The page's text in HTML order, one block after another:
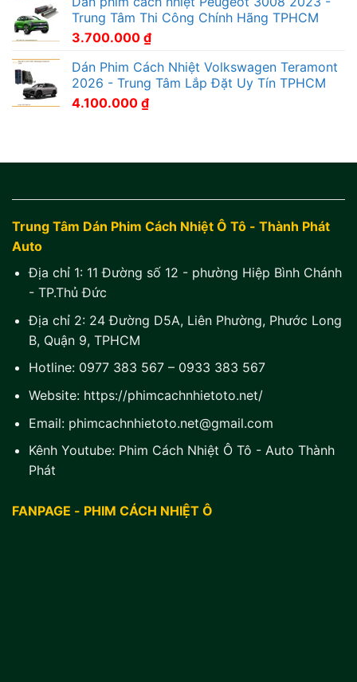
Trung Tâm Thi Công Chính Hãng TPHCM
3.700.000 ₫
Dán Phim Cách Nhiệt Volkswagen Teramont
2026 - Trung Tâm Lắp Đặt Uy Tín TPHCM
4.100.000 ₫
Trung Tâm Dán Phim Cách Nhiệt Ô Tô - Thành Phát
Auto
Địa chỉ 1: 11 Đường số 12 - phường Hiệp Bình Chánh
- TP.Thủ Đức
Địa chỉ 2: 24 Đường D5A, Liên Phường, Phước Long
B, Quận 9, TPHCM
Hotline: 0977 383 567– 0933 383 567
Website: https://phimcachnhietoto.net/
Email: phimcachnhietoto.net@gmail.com
Kênh Youtube: Phim Cách Nhiệt Ô Tô - Auto Thành
Phát
FANPAGE - PHIM CÁCH NHIỆT Ô